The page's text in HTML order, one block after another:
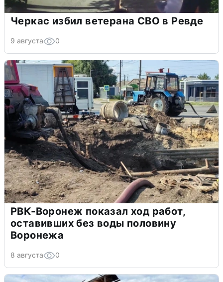
Черкас избил ветерана СВО в Ревде
9 августа 0
РВК-Воронеж показал ход работ,
оставивших без воды половину
Воронежа
8 августа 0